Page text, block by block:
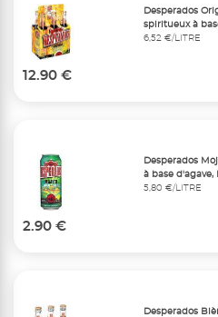
Desperados
spiritueux à
6,52 €/LITRE
12.90 €
Desperados
à base d'agave,
5,80 €/LITRE
2.90 €
Desperados